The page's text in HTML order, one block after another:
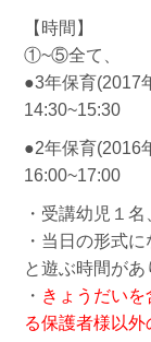
【時間】
①~⑤全て、
●3年保育(2017
14:30~15:30
●2年保育(2016
16:00~17:00
・受講幼児１
・当日の形式
と遊ぶ時間があ
・ きょうだい
る保護者様以外